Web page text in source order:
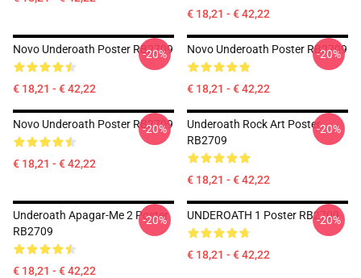
€ 18,21 - € 42,22
Novo Underoath Poster RB2709
€ 18,21 - € 42,22
-20% Novo Underoath Poster RB2709
€ 18,21 - € 42,22
-20%
Novo Underoath Poster RB2709
€ 18,21 - € 42,22
-20%
Underoath Rock Art Poster
RB2709
€ 18,21 - € 42,22
-20%
Underoath Apagar-Me 2 Poster
RB2709
€ 18,21 - € 42,22
-20% UNDEROATH 1 Poster RB2709
€ 18,21 - € 42,22
-20%